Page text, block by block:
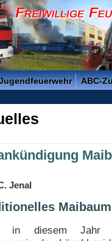
Saarlouis -
ABC-
Jenal
in diesem Jahr